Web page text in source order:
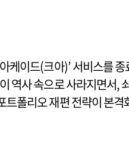
케이드(크아)’ 서비스를 종
역사 속으로 사라지면서,
트폴리오 재편 전략이 본격